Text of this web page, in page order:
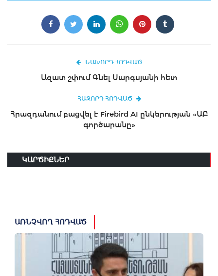
ՆԱԽՈՐԴ ՀՈԴՎԱԾ
Ազատ շփում Գնել Սարգսյանի հետ
ՀԱՋՈՐԴ ՀՈԴՎԱԾ
Հրազդանում բացվել է Firebird AI ընկերության «ԱԲ
գործարանը»
ԿԱՐԾԻՔՆԵՐ
ԱՌՆՉՎՈՂ ՀՈԴՎԱԾ